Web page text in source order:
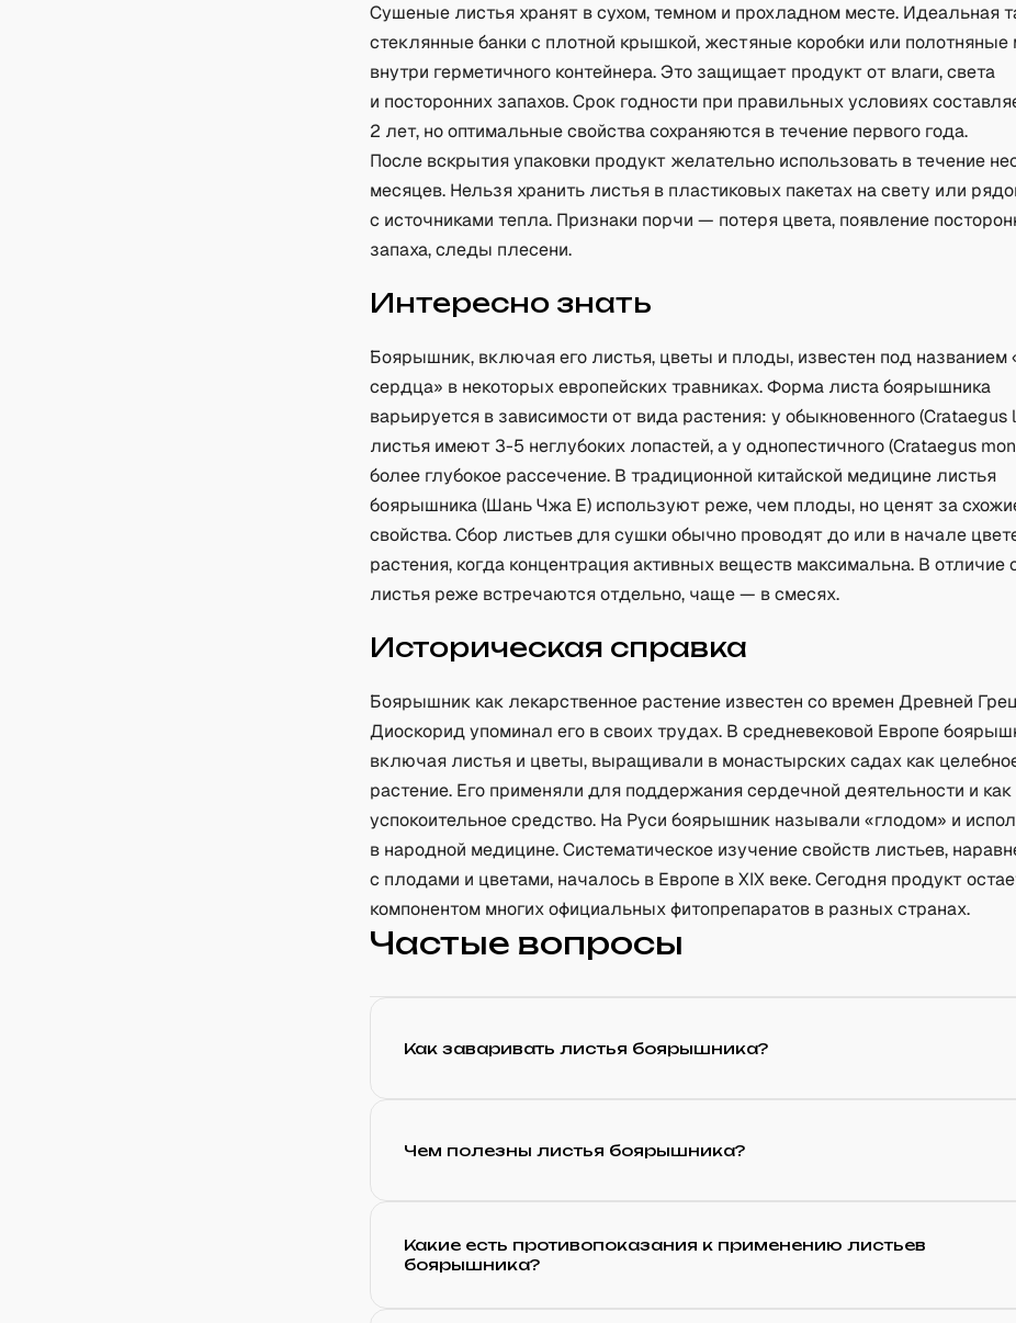
Сушеные листья хранят в сухом, темном и прохладном месте. Идеальная
стеклянные банки с плотной крышкой, жестяные коробки или полотняные
внутри герметичного контейнера. Это защищает продукт от влаги, света
и посторонних запахов. Срок годности при правильных условиях
2 лет, но оптимальные свойства сохраняются в течение первого года.
После вскрытия упаковки продукт желательно использовать в течение
месяцев. Нельзя хранить листья в пластиковых пакетах на свету или
с источниками тепла. Признаки порчи — потеря цвета, появление
запаха, следы плесени.
Интересно знать
Боярышник, включая его листья, цветы и плоды, известен под названием
сердца» в некоторых европейских травниках. Форма листа боярышника
варьируется в зависимости от вида растения: у обыкновенного (Crataegus
листья имеют 3-5 неглубоких лопастей, а у однопестичного (Crataegus
более глубокое рассечение. В традиционной китайской медицине листья
боярышника (Шань Чжа Е) используют реже, чем плоды, но ценят за
свойства. Сбор листьев для сушки обычно проводят до или в начале
растения, когда концентрация активных веществ максимальна. В отличие
листья реже встречаются отдельно, чаще — в смесях.
Историческая справка
Боярышник как лекарственное растение известен со времен Древней
Диоскорид упоминал его в своих трудах. В средневековой Европе
включая листья и цветы, выращивали в монастырских садах как
растение. Его применяли для поддержания сердечной деятельности и как
успокоительное средство. На Руси боярышник называли «глодом» и
в народной медицине. Систематическое изучение свойств листьев,
с плодами и цветами, началось в Европе в XIX веке. Сегодня продукт
компонентом многих официальных фитопрепаратов в разных странах.
Частые вопросы
Как заваривать листья боярышника?
Чем полезны листья боярышника?
Какие есть противопоказания к применению листьев
боярышника?